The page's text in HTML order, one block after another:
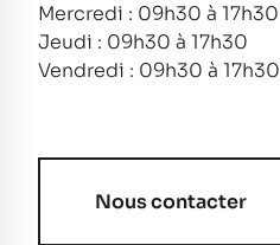
Mercredi : 09h30 à 17h30
Jeudi : 09h30 à 17h30
Vendredi : 09h30 à 17h30
Nous contacter